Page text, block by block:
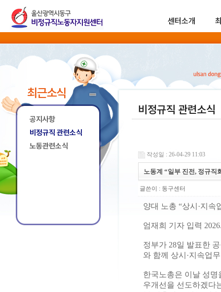
센터소개
최근소식
공지사항
비정규직 관련소식
노동관련소식
비정규직 관련소식
작성일 : 26-04-29 11:03
노동계 “일부 진전, 정규직
글쓴이 : 동구센터
양대 노총 “상시·지속
엄재희 기자 입력
정부가 28일 발표한
와 함께 상시·지속업
한국노총은 이날 성
우개선을 선도하겠다